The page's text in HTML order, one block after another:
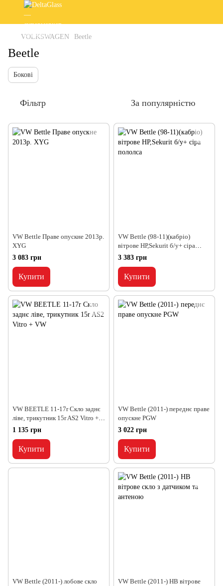
VOLKSWAGEN Beetle
Beetle
Бокові
Фільтр За популярністю
VW Bettle Праве опускне 2013р.
XYG
3 083 грн
Купити
VW Bettle (98-11)(кабріо)
вітрове НР,Sekurit б/у+ сіра
пололса
3 383 грн
Купити
VW BEETLE 11-17r Скло заднє
ліве, трикутник 15r AS2 Vitro +
VW
1 135 грн
Купити
VW Bettle (2011-) переднє праве
опускне PGW
3 022 грн
Купити
VW Bettle (2011-) лобове скло
VW Bettle (2011-) HB вітрове